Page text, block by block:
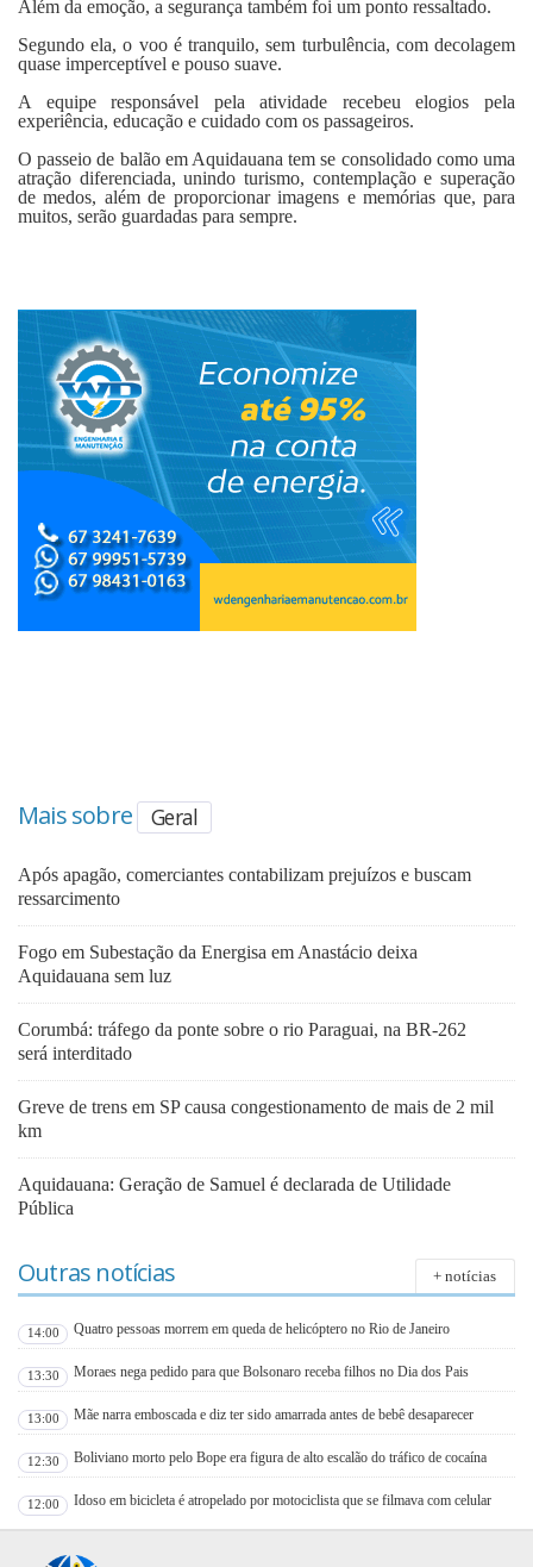
Além da emoção, a segurança também foi um ponto ressaltado.
Segundo ela, o voo é tranquilo, sem turbulência, com decolagem
quase imperceptível e pouso suave.
A equipe responsável pela atividade recebeu elogios pela
experiência, educação e cuidado com os passageiros.
O passeio de balão em Aquidauana tem se consolidado como uma
atração diferenciada, unindo turismo, contemplação e superação
de medos, além de proporcionar imagens e memórias que, para
muitos, serão guardadas para sempre.
Mais sobre Geral
Após apagão, comerciantes contabilizam prejuízos e buscam
ressarcimento
Fogo em Subestação da Energisa em Anastácio deixa
Aquidauana sem luz
Corumbá: tráfego da ponte sobre o rio Paraguai, na BR-262
será interditado
Greve de trens em SP causa congestionamento de mais de 2 mil
km
Aquidauana: Geração de Samuel é declarada de Utilidade
Pública
Outras notícias + notícias
14:00 Quatro pessoas morrem em queda de helicóptero no Rio de Janeiro
13:30 Moraes nega pedido para que Bolsonaro receba filhos no Dia dos Pais
13:00 Mãe narra emboscada e diz ter sido amarrada antes de bebê desaparecer
12:30 Boliviano morto pelo Bope era figura de alto escalão do tráfico de cocaína
12:00 Idoso em bicicleta é atropelado por motociclista que se filmava com celular